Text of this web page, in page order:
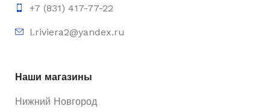
+7 (831) 417-77-22
l.riviera2@yandex.ru
Наши магазины
Нижний Новгород